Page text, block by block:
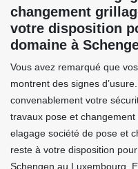
changement
votre disposition
domaine à
Vous avez remarqué que
montrent des signes
convenablement votre
travaux pose et
elagage société de pose et
reste à votre disposition
Schengen au Luxembourg.